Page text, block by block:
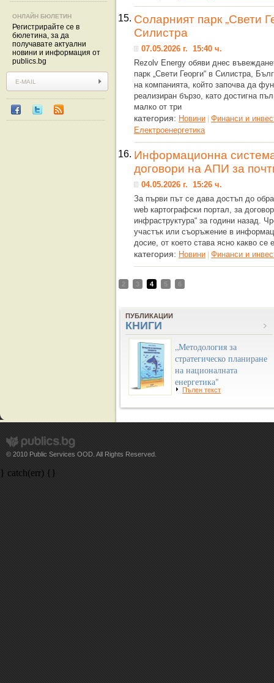
ОНЛАЙН БЮЛЕТИН
Регистрирайте се в
бюлетина, за да
получавате актуални
новини и информация от
publics.bg
15. Соларният парк „Свети
Силистра
07.05.2026 г. 15:40 ч.
Rezolv Energy обяви днес
парк „Свети Георги“ в Силистра,
на компанията, който започва да
реализиран бързо, като достигна
малко от три
категория: Новини | Финанси и
Eлектроенергетика
16. Информационна
договори на АПИ за
04.05.2026 г. 15:26 ч.
За първи път се дава достъп до
web картографски портал, за
инфраструктура“ за години назад.
участък или съоръжение в
досие, от което става ясно какво се е
категория: Новини | Финанси и
2 3 4 5 6
ПУБЛИКАЦИИ
КНИГИ
„Методология за
стратегическо планиране
на националната
енергетика"
Пълен текст
© 2010 Public Services OOD. All Rights Reserved.
} catch(err) {}